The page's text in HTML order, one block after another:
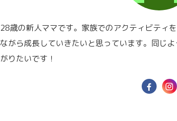
28歳の新人ママです。家族でのアクティビティ
ながら成長していきたいと思っています。同じ
がりたいです！